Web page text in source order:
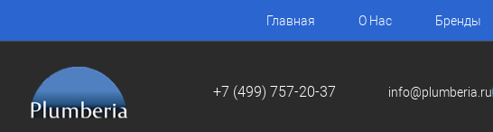
Главная О Нас Бренды
+7 (499) 757-20-37 info@plumberia.ru